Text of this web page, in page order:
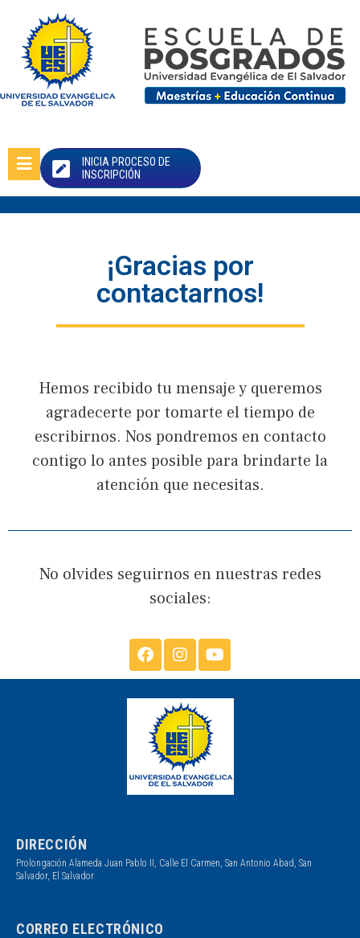
INICIA PROCESO DE
INSCRIPCIÓN
¡Gracias por
contactarnos!
Hemos recibido tu mensaje y queremos
agradecerte por tomarte el tiempo de
escribirnos. Nos pondremos en contacto
contigo lo antes posible para brindarte la
atención que necesitas.
No olvides seguirnos en nuestras redes
sociales:
DIRECCIÓN
Prolongación Alameda Juan Pablo II, Calle El Carmen, San Antonio Abad, San
Salvador, El Salvador
CORREO ELECTRÓNICO